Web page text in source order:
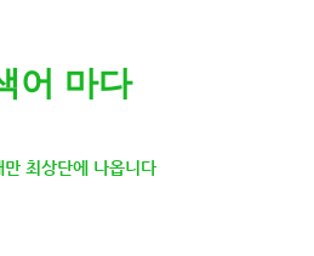
어 마다
만 최상단에 나옵니다